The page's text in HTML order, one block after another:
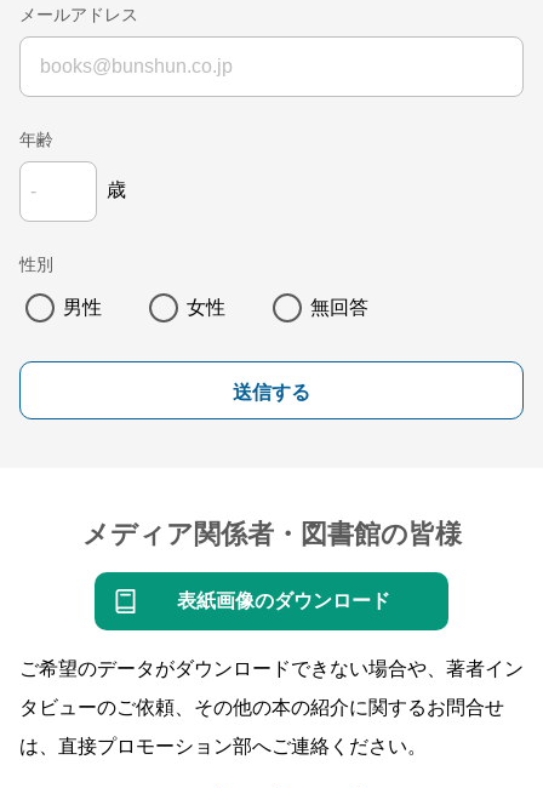
メールアドレス
年齢
歳
性別
男性 女性 無回答
送信する
メディア関係者・図書館の皆様
表紙画像のダウンロード
ご希望のデータがダウンロードできない場合や、著者イン
タビューのご依頼、その他の本の紹介に関するお問合せ
は、直接プロモーション部へご連絡ください。